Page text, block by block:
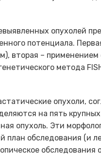
опухолей
потенциала.
вторая –
метода
опухоли,
на пять
опухоль. Эти
обследования (и